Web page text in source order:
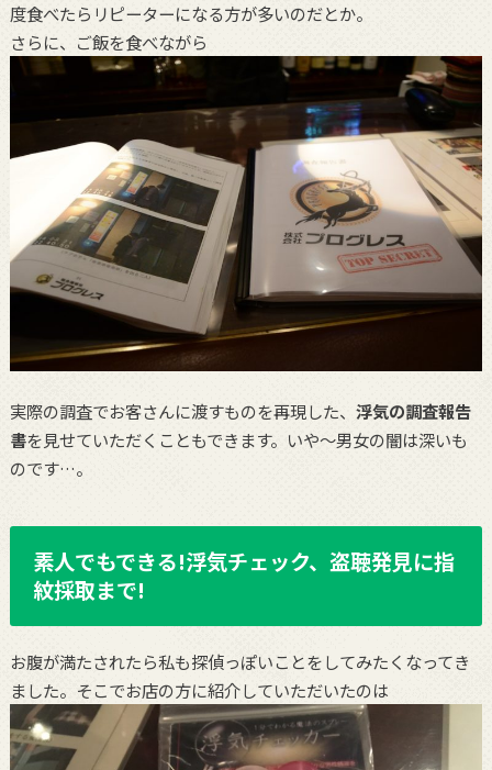
度食べたらリピーターになる方が多いのだとか。
さらに、ご飯を食べながら
実際の調査でお客さんに渡すものを再現した、 浮気の調査報告
書を見せていただくこともできます。いや〜男女の闇は深いも
のです…。
素人でもできる!浮気チェック、盗聴発見に指
紋採取まで!
お腹が満たされたら私も探偵っぽいことをしてみたくなってき
ました。そこでお店の方に紹介していただいたのは